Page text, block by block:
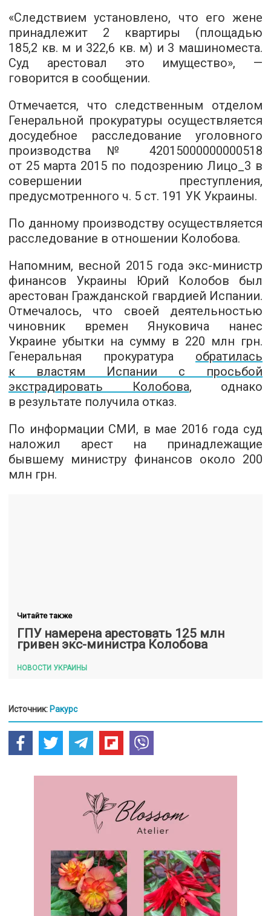
«Следствием установлено, что его жене
принадлежит 2 квартиры (площадью
185,2 кв. м и 322,6 кв. м) и 3 машиноместа.
Суд арестовал это имущество», —
говорится в сообщении.
Отмечается, что следственным отделом
Генеральной прокуратуры осуществляется
досудебное расследование уголовного
производства № 42015000000000518
от 25 марта 2015 по подозрению Лицо_3 в
совершении преступления,
предусмотренного ч. 5 ст. 191 УК Украины.
По данному производству осуществляется
расследование в отношении Колобова.
Напомним, весной 2015 года экс-министр
финансов Украины Юрий Колобов был
арестован Гражданской гвардией Испании.
Отмечалось, что своей деятельностью
чиновник времен Януковича нанес
Украине убытки на сумму в 220 млн грн.
Генеральная прокуратура обратилась
к властям Испании с просьбой
экстрадировать Колобова, однако
в результате получила отказ.
По информации СМИ, в мае 2016 года суд
наложил арест на принадлежащие
бывшему министру финансов около 200
млн грн.
Читайте также
ГПУ намерена арестовать 125 млн
гривен экс-министра Колобова
НОВОСТИ УКРАИНЫ
Источник: Ракурс